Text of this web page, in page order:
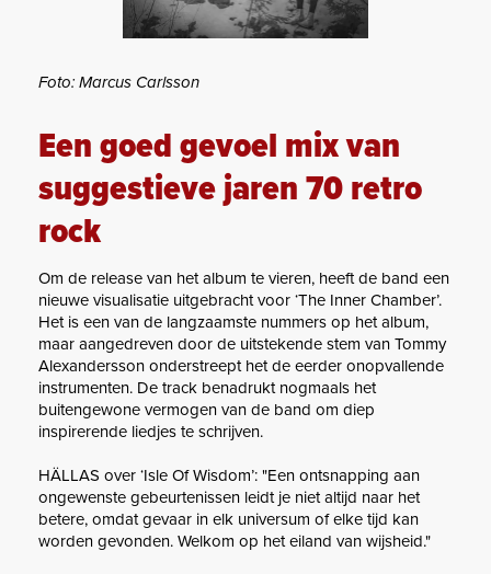
Foto: Marcus Carlsson
Een goed gevoel mix van
suggestieve jaren 70 retro
rock
Om de release van het album te vieren, heeft de band een
nieuwe visualisatie uitgebracht voor ‘The Inner Chamber’.
Het is een van de langzaamste nummers op het album,
maar aangedreven door de uitstekende stem van Tommy
Alexandersson onderstreept het de eerder onopvallende
instrumenten. De track benadrukt nogmaals het
buitengewone vermogen van de band om diep
inspirerende liedjes te schrijven.
HÄLLAS over ‘Isle Of Wisdom’: "Een ontsnapping aan
ongewenste gebeurtenissen leidt je niet altijd naar het
betere, omdat gevaar in elk universum of elke tijd kan
worden gevonden. Welkom op het eiland van wijsheid."